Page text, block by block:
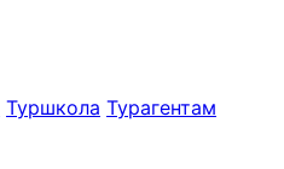
Туршкола Турагентам